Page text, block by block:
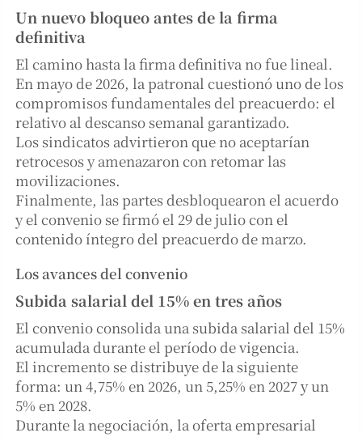
Un nuevo bloqueo antes de la firma
definitiva
El camino hasta la firma definitiva no fue lineal.
En mayo de 2026, la patronal cuestionó uno de los
compromisos fundamentales del preacuerdo: el
relativo al descanso semanal garantizado.
Los sindicatos advirtieron que no aceptarían
retrocesos y amenazaron con retomar las
movilizaciones.
Finalmente, las partes desbloquearon el acuerdo
y el convenio se firmó el 29 de julio con el
contenido íntegro del preacuerdo de marzo.
Los avances del convenio
Subida salarial del 15% en tres años
El convenio consolida una subida salarial del 15%
acumulada durante el período de vigencia.
El incremento se distribuye de la siguiente
forma: un 4,75% en 2026, un 5,25% en 2027 y un
5% en 2028.
Durante la negociación, la oferta empresarial